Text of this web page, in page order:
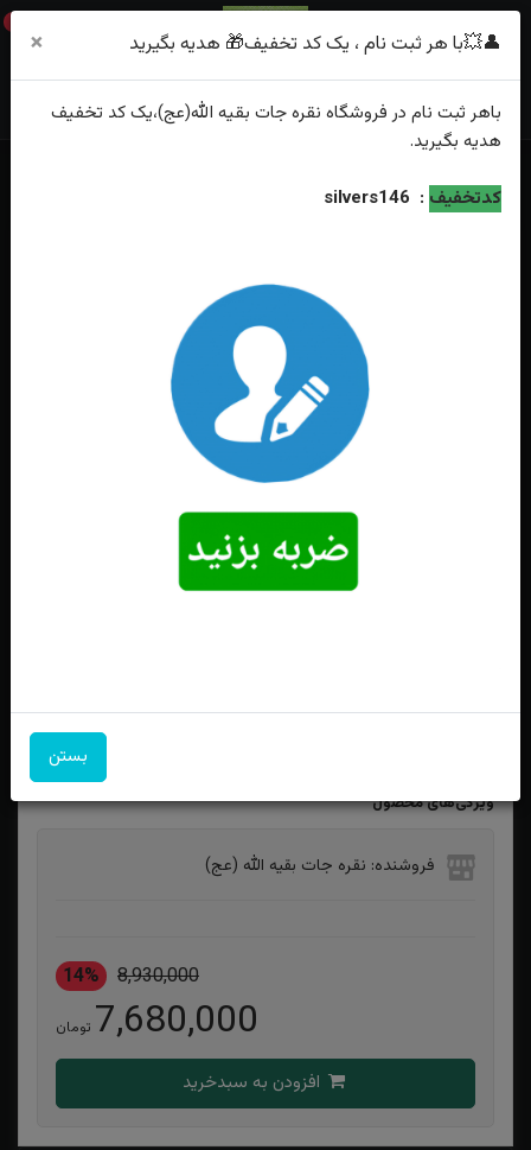
0
خانه فهرست محصولات
ویژگی‌های محصول
فروشنده: نقره جات بقیه الله (عج)
8,930,000
14%
7,680,000 تومان
👤💥با هر ثبت نام ، یک کد تخفیف🎁 هدیه بگیرید ×
باهر ثبت نام در فروشگاه نقره جات بقیه الله(عج)،یک کد تخفیف
هدیه بگیرید.
کدتخفیف :
silvers146
بستن